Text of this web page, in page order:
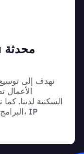
نهدف إلى توسيع
الأعمال